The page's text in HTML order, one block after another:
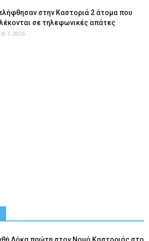
στην Καστοριά 2 άτομα που
σε τηλεφωνικές απάτες
7, 2026
Λόκα πρώτη στον Νομό Καστοριάς στο